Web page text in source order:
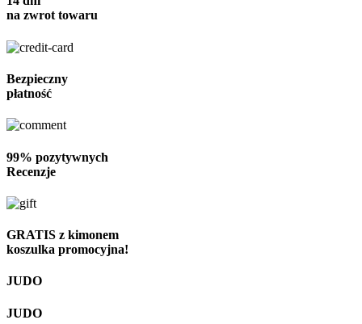
na zwrot towaru
Bezpieczny
płatność
99% pozytywnych
Recenzje
GRATIS z kimonem
koszulka promocyjna!
JUDO
JUDO